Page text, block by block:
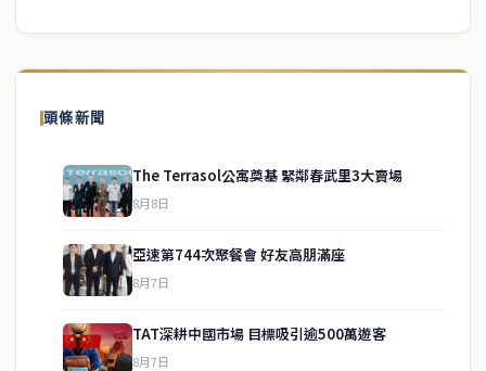
頭條新聞
The Terrasol公寓奠基 緊鄰春武里3大賣場
8月8日
亞速第744次聚餐會 好友高朋滿座
8月7日
TAT深耕中國市場 目標吸引逾500萬遊客
8月7日